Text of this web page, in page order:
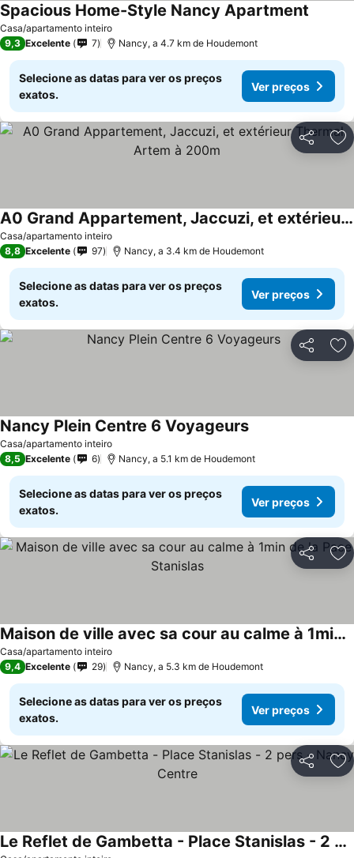
Casa/apartamento inteiro
Spacious Home-Style Nancy Apartment
9,3 Excelente 7 Nancy, a 4.7 km de Houdemont
Selecione as datas para ver os preços
exatos.
Ver preços
Partilhar
Casa/apartamento inteiro
A0 Grand Appartement, Jaccuzi, et extérieur Thermal Artem à 200m
8,8 Excelente 97 Nancy, a 3.4 km de Houdemont
Selecione as datas para ver os preços
exatos.
Ver preços
Partilhar
Casa/apartamento inteiro
Nancy Plein Centre 6 Voyageurs
8,5 Excelente 6 Nancy, a 5.1 km de Houdemont
Selecione as datas para ver os preços
exatos.
Ver preços
Partilhar
Casa/apartamento inteiro
Maison de ville avec sa cour au calme à 1min de la Pace Stanislas
9,4 Excelente 29 Nancy, a 5.3 km de Houdemont
Selecione as datas para ver os preços
exatos.
Ver preços
Partilhar
Le Reflet de Gambetta - Place Stanislas - 2 pers - Nancy Centre